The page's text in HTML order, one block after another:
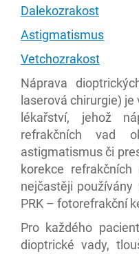
Dalekozrakost
Astigmatismus
Vetchozrakost
Náprava
laserová chirurgie)
lékařství, jehož
refrakčních vad
astigmatismus či
korekce
nejčastěji
PRK – fotorefrakční
Pro každého
dioptrické vady,